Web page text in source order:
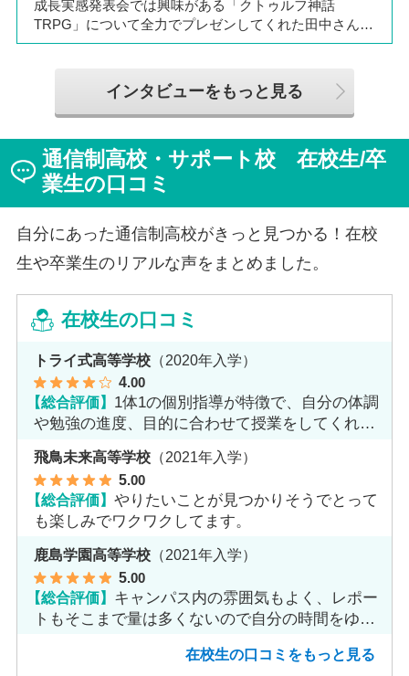
成長実感発表会では興味がある「クトゥルフ神話
TRPG」について全力でプレゼンしてくれた田中さん
は、全日制高校での生活の中で体調を崩し、12月に第一
トやスクーリングをこなしながら、自分らしく過ごせる
ようになった2か月を振り返ってお話いただきました。
「通信制高校は家で一人で勉強するもの」というイメー
ジを持っていた田中さんですが、キャンパスでフェロー
（先生）や仲間に囲まれる中で、その不安は希望へと変
わったと言います。
インタビューをもっと見る
通信制高校・サポート校 在校生/卒
業生の口コミ
自分にあった通信制高校がきっと見つかる！在校
生や卒業生のリアルな声をまとめました。
在校生の口コミ
トライ式高等学校 （2020年入学）
4.00
【総合評価】 1体1の個別指導が特徴で、自分の体調
や勉強の進度、目的に合わせて授業をしてくれま
飛鳥未来高等学校 （2021年入学）
5.00
【総合評価】やりたいことが見つかりそうでとって
も楽しみでワクワクしてます。
鹿島学園高等学校 （2021年入学）
5.00
【総合評価】 キャンパス内の雰囲気もよく、レポー
トもそこまで量は多くないので自分の時間をゆっ
在校生の口コミをもっと見る